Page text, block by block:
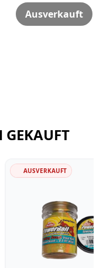
Ausverkauft
AUSVERKAUFT